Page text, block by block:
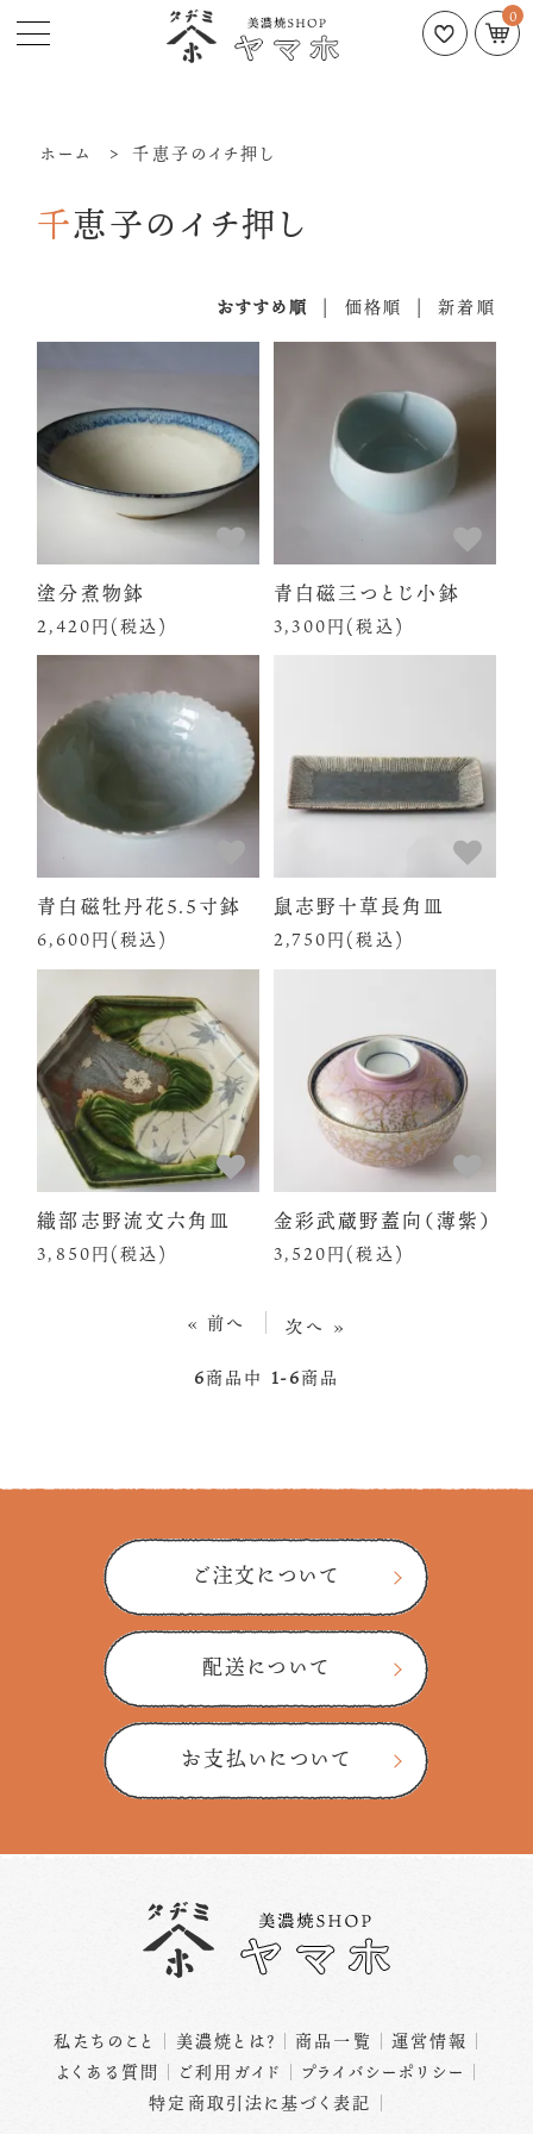
0
ホーム > 千恵子のイチ押し
千恵子のイチ押し
おすすめ順 | 価格順 |新着順
塗分煮物鉢
2,420円(税込)
青白磁三つとじ小鉢
3,300円(税込)
青白磁牡丹花5.5寸鉢
6,600円(税込)
鼠志野十草長角皿
2,750円(税込)
織部志野流文六角皿
3,850円(税込)
金彩武蔵野蓋向（薄紫）
3,520円(税込)
« 前へ 次へ »
6商品中 1-6商品
ご注文について
配送について
お支払いについて
私たちのこと 美濃焼とは？ 商品一覧
運営情報
よくある質問
ご利用ガイド
プライバシーポリシー
特定商取引法に基づく表記